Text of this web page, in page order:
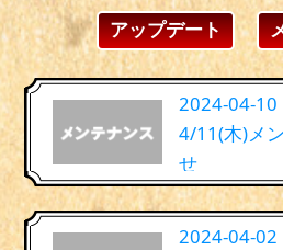
アップデート
2024-04-10
4/11(木)メ
せ
2024-04-02